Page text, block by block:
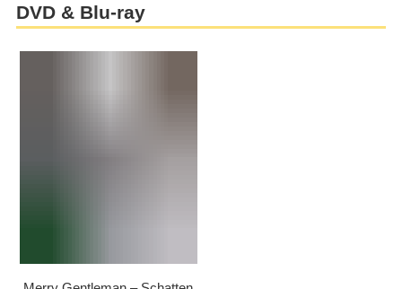
DVD & Blu-ray